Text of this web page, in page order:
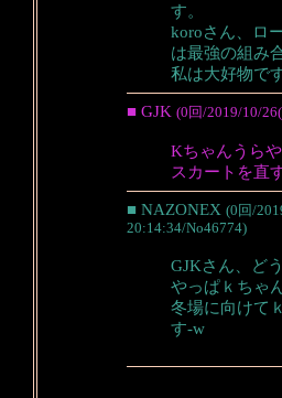
す。
koroさん、ロ
は最強の組み
私は大好物です
■ GJK (0回/2019/10/
Kちゃんうら
スカートを直
■ NAZONEX (0回/
20:14:34/No46774)
GJKさん、どう
やっぱｋちゃ
冬場に向けて
す-w